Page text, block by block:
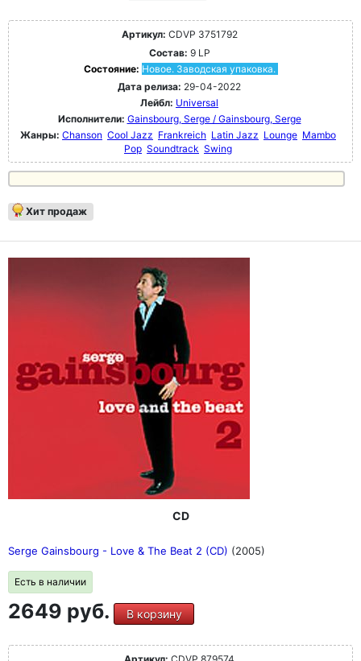
Артикул: CDVP 3751792
Состав: 9 LP
Состояние: Новое. Заводская упаковка.
Дата релиза: 29-04-2022
Лейбл: Universal
Исполнители: Gainsbourg, Serge / Gainsbourg, Serge
Жанры: Chanson Cool Jazz Frankreich Latin Jazz Lounge Mambo
Pop Soundtrack Swing
Хит продаж
CD
Serge Gainsbourg - Love & The Beat 2 (CD) (2005)
Есть в наличии
2649 руб. В корзину